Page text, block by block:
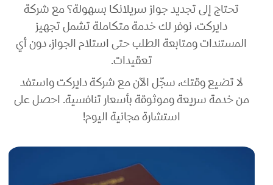
تحتاج إلى تجديد جواز سريلانكا بسهولة؟ مع شركة
دايركت، نوفر لك خدمة متكاملة تشمل تجهيز
المستندات ومتابعة الطلب حتى استلام الجواز، دون أي
تعقيدات.
لا تضيع وقتك، سجّل الآن مع شركة دايركت واستفد
من خدمة سريعة وموثوقة بأسعار تنافسية. احصل على
استشارة مجانية اليوم!